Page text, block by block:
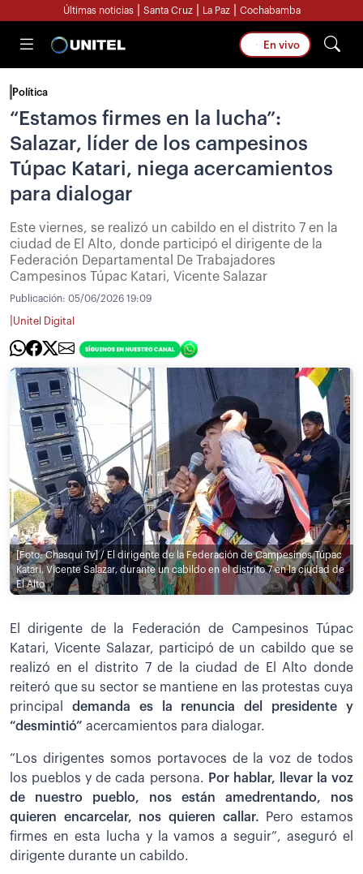
Últimas noticias Santa Cruz La Paz Cochabamba
En vivo
Política
“Estamos firmes en la lucha”:
Salazar, líder de los campesinos
Túpac Katari, niega acercamientos
para dialogar
Este viernes, se realizó un cabildo en el distrito 7 en la
ciudad de El Alto, donde participó el dirigente de la
Federación Departamental De Trabajadores
Campesinos Túpac Katari, Vicente Salazar
Publicación: 05/06/2026 19:09
Unitel Digital
[Foto: Chasqui Tv] / El dirigente de la Federación de Campesinos Túpac
Katari, Vicente Salazar, durante un cabildo en el distrito 7 en la ciudad de
El Alto
El dirigente de la Federación de Campesinos Túpac
Katari, Vicente Salazar, participó de un cabildo que se
realizó en el distrito 7 de la ciudad de El Alto donde
reiteró que su sector se mantiene en las protestas cuya
principal
demanda es la renuncia del presidente y
“desmintió” acercamientos para dialogar.
“Los dirigentes somos portavoces de la voz de todos
los pueblos y de cada persona.
Por hablar, llevar la voz
de nuestro pueblo, nos están amedrentando, nos
quieren encarcelar, nos quieren callar.
Pero estamos
firmes en esta lucha y la vamos a seguir”, aseguró el
dirigente durante un cabildo.